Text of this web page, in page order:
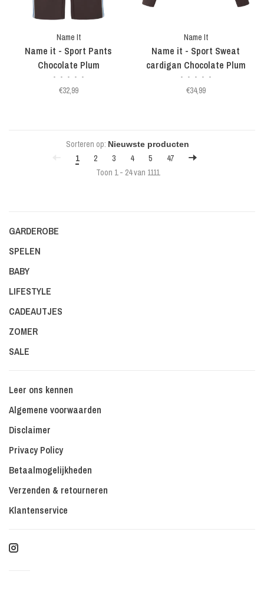
Name It
Name it - Sport Pants
Chocolate Plum
• • • • •
€32,99
Name It
Name it - Sport Sweat
cardigan Chocolate Plum
• • • • •
€34,99
Sorteren op:
1
2 3 4 5
47
Toon 1 - 24 van 1111
GARDEROBE
SPELEN
BABY
LIFESTYLE
CADEAUTJES
ZOMER
SALE
Leer ons kennen
Algemene voorwaarden
Disclaimer
Privacy Policy
Betaalmogelijkheden
Verzenden & retourneren
Klantenservice